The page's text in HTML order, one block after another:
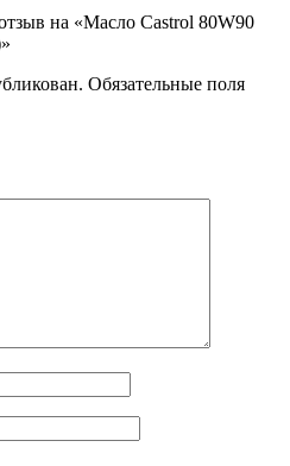
на «Масло Castrol 80W90
Обязательные поля